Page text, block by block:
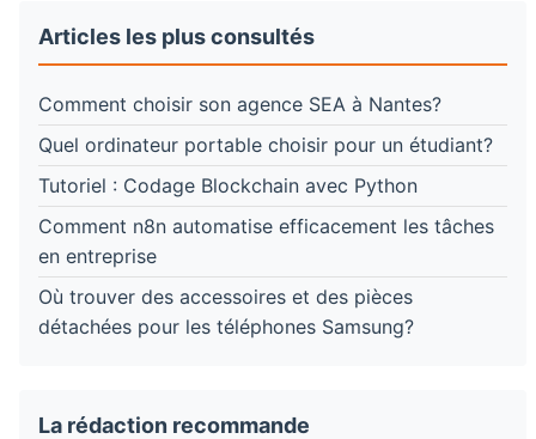
Articles les plus consultés
Comment choisir son agence SEA à Nantes?
Quel ordinateur portable choisir pour un étudiant?
Tutoriel : Codage Blockchain avec Python
Comment n8n automatise efficacement les tâches
en entreprise
Où trouver des accessoires et des pièces
détachées pour les téléphones Samsung?
La rédaction recommande